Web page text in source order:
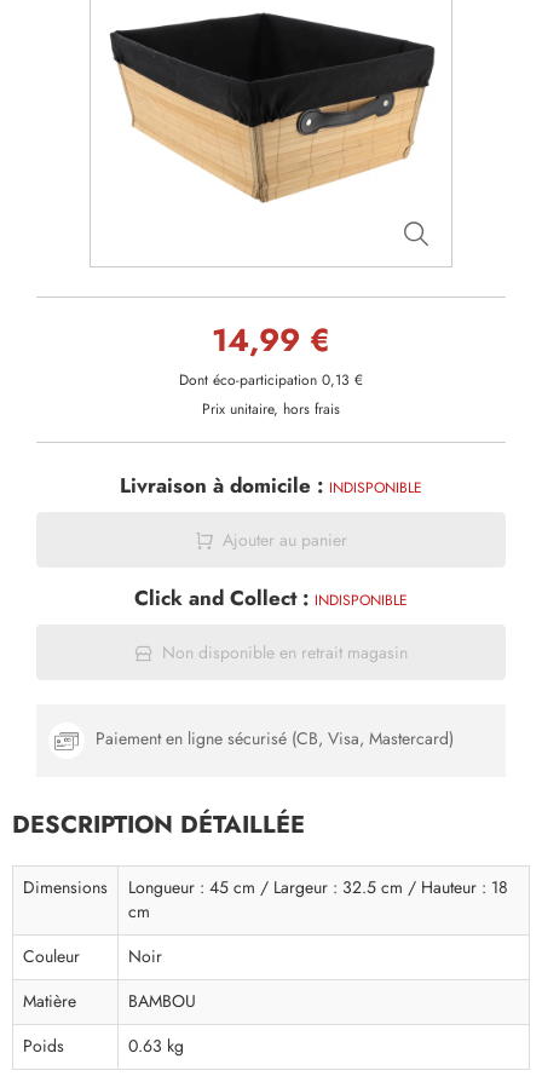
14,99 €
Dont éco-participation 0,13 €
Prix unitaire, hors frais
Livraison à domicile : INDISPONIBLE
Ajouter au panier
Click and Collect : INDISPONIBLE
Non disponible en retrait magasin
Paiement en ligne sécurisé (CB, Visa, Mastercard)
DESCRIPTION DÉTAILLÉE
Dimensions
Longueur : 45 cm / Largeur : 32.5 cm / Hauteur : 18
cm
Couleur
Noir
Matière
BAMBOU
Poids
0.63 kg